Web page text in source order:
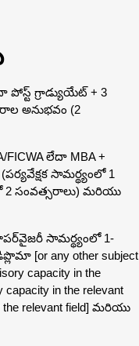
పోస్ట్ గ్రాడ్యుయేట్ + 3
అనుభవం (2
లేదా MBA +
సామర్థ్యంలో 1
2 సంవత్సరాలు) మరియు
సామర్థ్యంలో 1-
[or any other subject
capacity in the
in the relevant
relevant field] మరియు